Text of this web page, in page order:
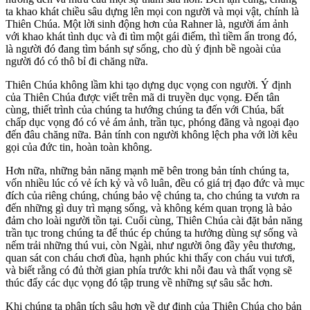
ta khao khát chiều sâu dựng lên mọi con người và mọi vật, chính là
Thiên Chúa. Một lời sinh động hơn của Rahner là, người ám ảnh
với khao khát tình dục và đi tìm một gái điếm, thì tiềm ẩn trong đó,
là người đó đang tìm bánh sự sống, cho dù ý định bề ngoài của
người đó có thô bỉ đi chăng nữa.
Thiên Chúa không lầm khi tạo dựng dục vọng con người. Ý định
của Thiên Chúa được viết trên mã di truyền dục vọng. Đến tân
cùng, thiết trình của chúng ta hướng chúng ta đến với Chúa, bất
chấp dục vọng đó có vẻ ám ảnh, trần tục, phóng đãng và ngoại đạo
đến đâu chăng nữa. Bản tính con người không lệch pha với lời kêu
gọi của đức tin, hoàn toàn không.
Hơn nữa, những bản năng mạnh mẽ bên trong bản tính chúng ta,
vốn nhiều lúc có vẻ ích kỷ và vô luân, đều có giá trị đạo đức và mục
đích của riêng chúng, chúng bảo vệ chúng ta, cho chúng ta vươn ra
đến những gì duy trì mạng sống, và không kém quan trọng là bảo
đảm cho loài người tồn tại. Cuối cùng, Thiên Chúa cài đặt bản năng
trần tục trong chúng ta để thúc ép chúng ta hưởng dùng sự sống và
nếm trải những thú vui, còn Ngài, như người ông đầy yêu thương,
quan sát con cháu chơi đùa, hạnh phúc khi thấy con cháu vui tươi,
và biết rằng có đủ thời gian phía trước khi nỗi đau và thất vọng sẽ
thúc đẩy các dục vọng đó tập trung về những sự sâu sắc hơn.
Khi chúng ta phân tích sâu hơn về dự định của Thiên Chúa cho bản